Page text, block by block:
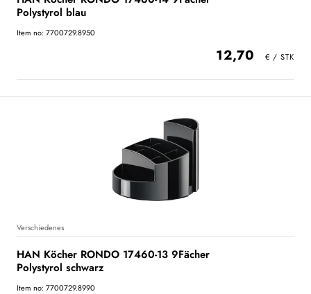
Polystyrol blau
Item no: 7700729.8950
12,70
Verschiedenes
HAN Köcher RONDO 17460-13 9Fächer
Polystyrol schwarz
Item no: 7700729.8990